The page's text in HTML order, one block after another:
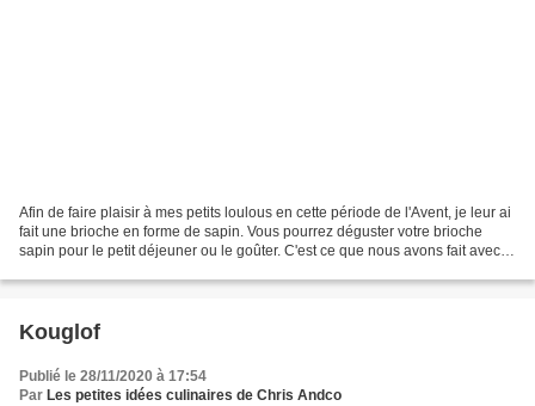
Afin de faire plaisir à mes petits loulous en cette période de l'Avent, je leur ai
fait une brioche en forme de sapin. Vous pourrez déguster votre brioche
sapin pour le petit déjeuner ou le goûter. C'est ce que nous avons fait avec le
Kouglof
Publié le 28/11/2020 à 17:54
Par Les petites idées culinaires de Chris Andco